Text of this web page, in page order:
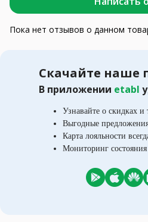
Пока нет отзывов о данном
Скачайте наше
В приложении etabl
Узнавайте о скидках
Выгодные
Карта лояльности
Мониторинг состояния